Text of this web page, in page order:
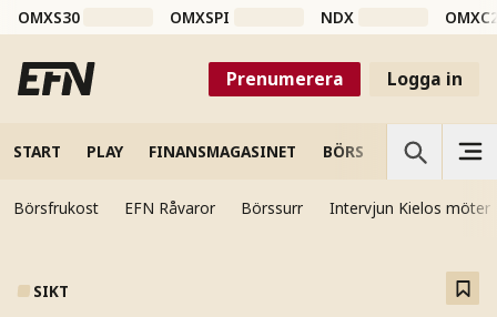
OMXS30 OMXSPI NDX
Prenumerera Logga in
START PLAY FINANSMAGASINET BÖRS VETENSKAP
Börsfrukost EFN Råvaror Börssurr Intervjun Kielos möter
SIKT